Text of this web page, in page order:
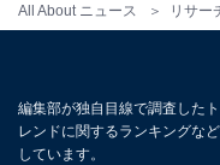
All About ニュース リサー
見事で魅了されてし
の時のCGとも見紛う
の薄給が問題視され
のアニメは見たこと
編集部が独自目線で調査した
レンドに関するランキングな
しています。